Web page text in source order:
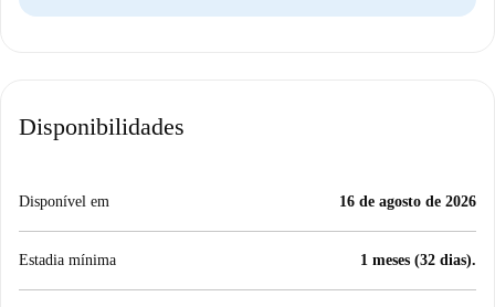
Disponibilidades
Disponível em 16 de agosto de 2026
Estadia mínima 1 meses (32 dias).